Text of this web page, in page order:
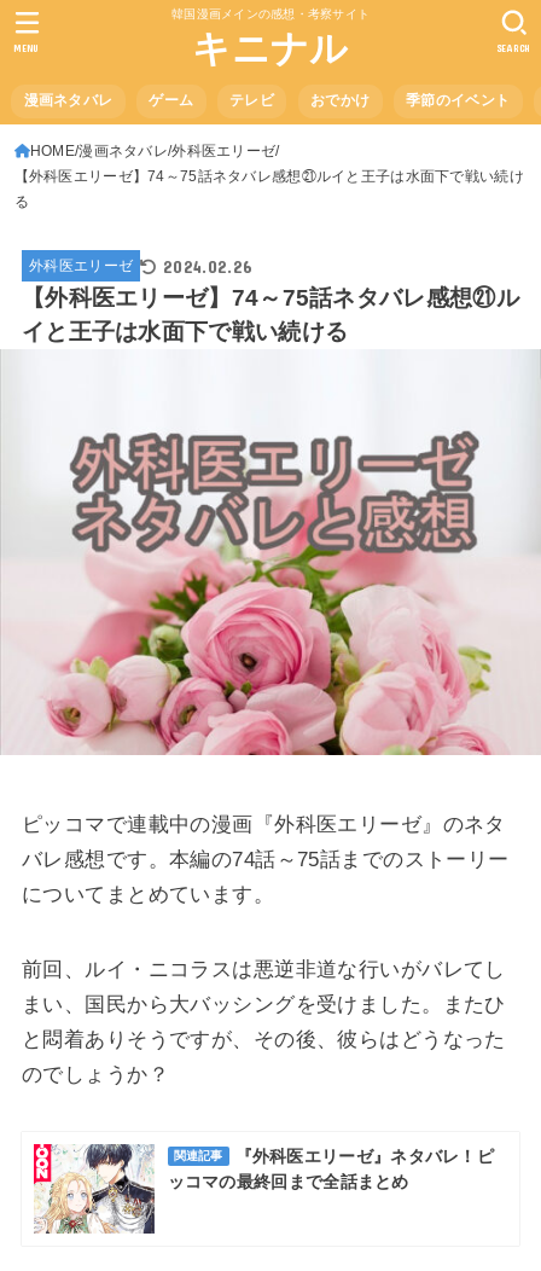
韓国漫画メインの感想・考察サイト
キニナル
漫画ネタバレ ゲーム テレビ おでかけ 季節のイベント
SEARCH
MENU
HOME 漫画ネタバレ 外科医エリーゼ
【外科医エリーゼ】74～75話ネタバレ感想㉑ルイと王子は水面下で戦い続け
る
外科医エリーゼ 2024.02.26
【外科医エリーゼ】74～75話ネタバレ感想㉑ル
イと王子は水面下で戦い続ける
ピッコマで連載中の漫画『外科医エリーゼ』のネタ
バレ感想です。本編の74話～75話までのストーリー
についてまとめています。
前回、ルイ・ニコラスは悪逆非道な行いがバレてし
まい、国民から大バッシングを受けました。またひ
と悶着ありそうですが、その後、彼らはどうなった
のでしょうか？
関連記事
『外科医エリーゼ』ネタバレ！ピ
ッコマの最終回まで全話まとめ